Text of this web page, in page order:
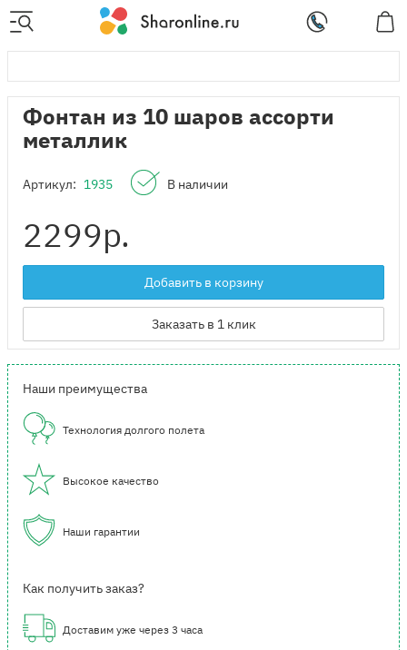
Фонтан из 10 шаров ассорти
металлик
Артикул: 1935 В наличии
2299р.
Добавить в корзину
Заказать в 1 клик
Наши преимущества
Технология долгого полета
Высокое качество
Наши гарантии
Как получить заказ?
Доставим уже через 3 часа